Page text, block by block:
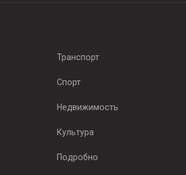
Транспорт
Спорт
Недвижимость
Культура
Подробно